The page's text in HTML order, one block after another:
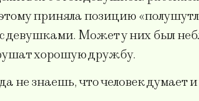
приняла позицию
Может у них был
хорошую дружбу.
не знаешь, что человек думает